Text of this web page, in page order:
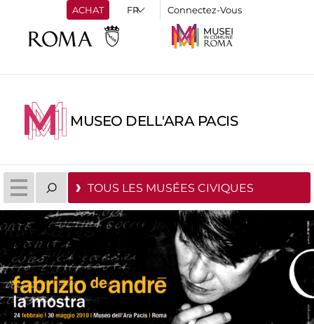
ACHAT Connectez-Vous
MUSEO DELL'ARA PACIS
TOUS LES MUSÉES CIVIQUES